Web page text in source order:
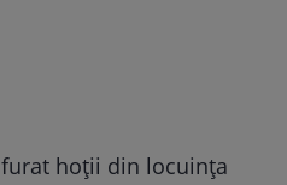
furat hoții din locuința